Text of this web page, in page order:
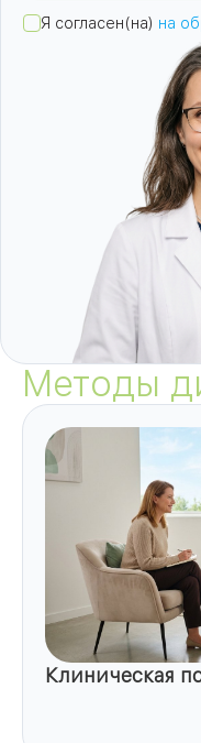
Я согласен(на) на
Методы
Клиническая